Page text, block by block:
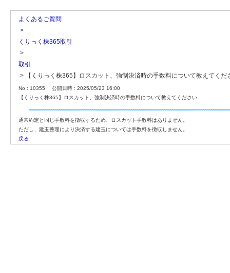
よくあるご質問
>
くりっく株365取引
>
取引
>
【くりっく株365】ロスカット、強制決済時の手数料について教えてくだ
No : 10355
公開日時 : 2025/05/23 16:00
【くりっく株365】ロスカット、強制決済時の手数料について教えてください
通常約定と同じ手数料を徴収するため、ロスカット手数料はありません。
ただし、建玉整理により決済する建玉については手数料を徴収しません。
戻る